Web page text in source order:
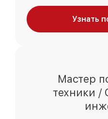
Узнать
Мастер
техники /